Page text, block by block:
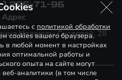
266-71-96
Адрес
Надежды Сусловой, 28
с политикой обработки
cookies вашего браузера.
в любой момент в настройках
оптимальной работы и
опыта на сайте могут
веб-аналитики (в том числе